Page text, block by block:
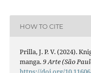
HOW TO CITE
Prilla, J. P. V. (2024).
manga.9 Arte (São